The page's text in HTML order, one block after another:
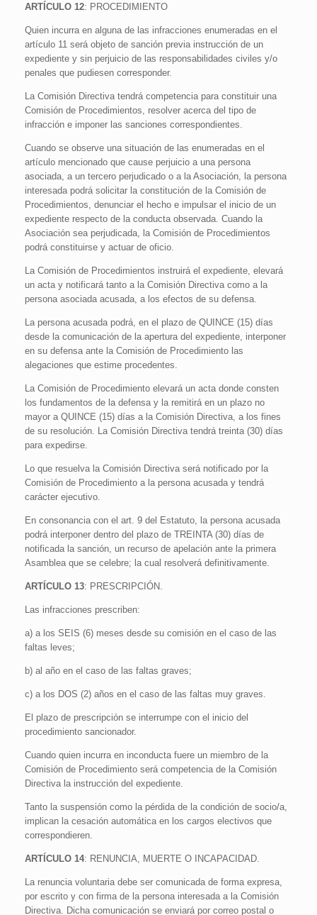
ARTÍCULO 12: PROCEDIMIENTO
Quien incurra en alguna de las infracciones enumeradas en el
artículo 11 será objeto de sanción previa instrucción de un
expediente y sin perjuicio de las responsabilidades civiles y/o
penales que pudiesen corresponder.
La Comisión Directiva tendrá competencia para constituir una
Comisión de Procedimientos, resolver acerca del tipo de
infracción e imponer las sanciones correspondientes.
Cuando se observe una situación de las enumeradas en el
artículo mencionado que cause perjuicio a una persona
asociada, a un tercero perjudicado o a la Asociación, la persona
interesada podrá solicitar la constitución de la Comisión de
Procedimientos, denunciar el hecho e impulsar el inicio de un
expediente respecto de la conducta observada. Cuando la
Asociación sea perjudicada, la Comisión de Procedimientos
podrá constituirse y actuar de oficio.
La Comisión de Procedimientos instruirá el expediente, elevará
un acta y notificará tanto a la Comisión Directiva como a la
persona asociada acusada, a los efectos de su defensa.
La persona acusada podrá, en el plazo de QUINCE (15) días
desde la comunicación de la apertura del expediente, interponer
en su defensa ante la Comisión de Procedimiento las
alegaciones que estime procedentes.
La Comisión de Procedimiento elevará un acta donde consten
los fundamentos de la defensa y la remitirá en un plazo no
mayor a QUINCE (15) días a la Comisión Directiva, a los fines
de su resolución. La Comisión Directiva tendrá treinta (30) días
para expedirse.
Lo que resuelva la Comisión Directiva será notificado por la
Comisión de Procedimiento a la persona acusada y tendrá
carácter ejecutivo.
En consonancia con el art. 9 del Estatuto, la persona acusada
podrá interponer dentro del plazo de TREINTA (30) días de
notificada la sanción, un recurso de apelación ante la primera
Asamblea que se celebre; la cual resolverá definitivamente.
ARTÍCULO 13: PRESCRIPCIÓN.
Las infracciones prescriben:
a) a los SEIS (6) meses desde su comisión en el caso de las
faltas leves;
b) al año en el caso de las faltas graves;
c) a los DOS (2) años en el caso de las faltas muy graves.
El plazo de prescripción se interrumpe con el inicio del
procedimiento sancionador.
Cuando quien incurra en inconducta fuere un miembro de la
Comisión de Procedimiento será competencia de la Comisión
Directiva la instrucción del expediente.
Tanto la suspensión como la pérdida de la condición de socio/a,
implican la cesación automática en los cargos electivos que
correspondieren.
ARTÍCULO 14: RENUNCIA, MUERTE O INCAPACIDAD.
La renuncia voluntaria debe ser comunicada de forma expresa,
por escrito y con firma de la persona interesada a la Comisión
Directiva. Dicha comunicación se enviará por correo postal o